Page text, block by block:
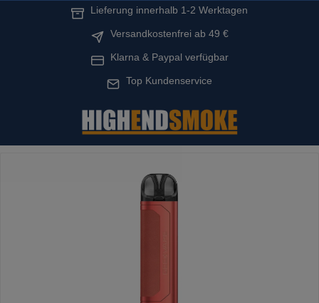
Lieferung innerhalb 1-2 Werktagen
Versandkostenfrei ab 49 €
Klarna & Paypal verfügbar
Top Kundenservice